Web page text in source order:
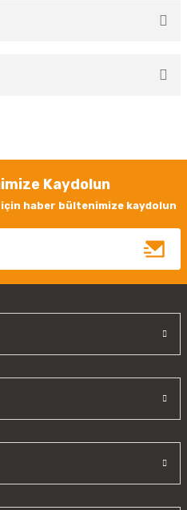
ederiz.
görüntülenemiyor.
Kaydolun
haber bültenimize kaydolun